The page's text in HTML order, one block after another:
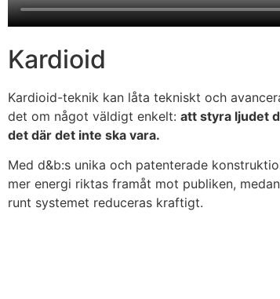
Kardioid
Kardioid-teknik kan låta tekniskt och
det om något väldigt enkelt: att styra ljudet
det där det inte ska vara.
Med d&b:s unika och patenterade
mer energi riktas framåt mot publiken,
runt systemet reduceras kraftigt.